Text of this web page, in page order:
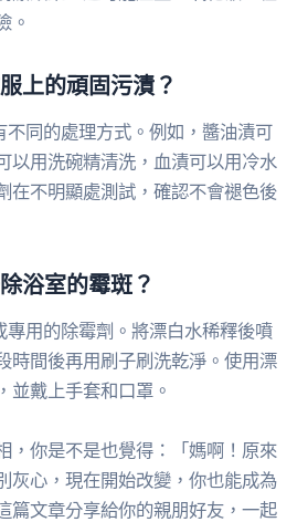
。
上的頑固污漬？
同的處理方式。例如，醬油漬可
以用洗碗精清洗，血漬可以用冷水
在不明顯處測試，確認不會褪色後
浴室的霉斑？
用的除霉劑。將漂白水稀釋後噴
時間後再用刷子刷洗乾淨。使用漂
並戴上手套和口罩。
，你是不是也覺得：「媽啊！原來
灰心，現在開始改變，你也能成為
篇文章分享給你的親朋好友，一起